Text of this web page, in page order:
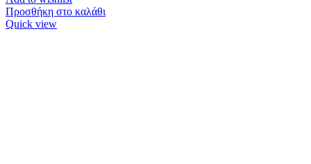
Προσθήκη στο καλάθι
Quick view